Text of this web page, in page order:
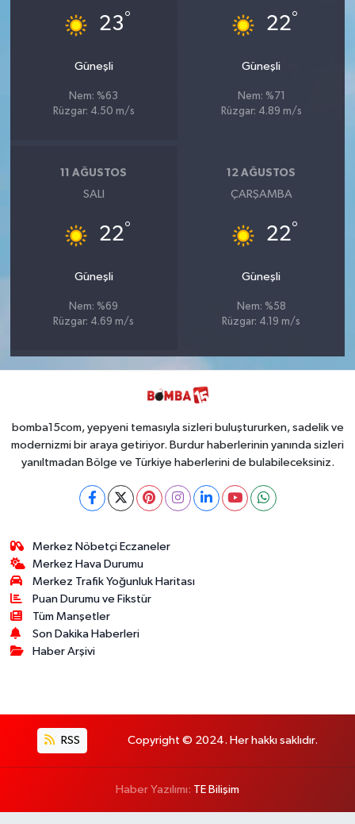
23°
Güneşli
Nem: %63
Rüzgar: 4.50 m/s
22°
Güneşli
Nem: %71
Rüzgar: 4.89 m/s
11 AĞUSTOS
SALI
22°
Güneşli
Nem: %69
Rüzgar: 4.69 m/s
12 AĞUSTOS
ÇARŞAMBA
22°
Güneşli
Nem: %58
Rüzgar: 4.19 m/s
bomba15com, yepyeni temasıyla sizleri buluştururken, sadelik ve
modernizmi bir araya getiriyor. Burdur haberlerinin yanında sizleri
yanıltmadan Bölge ve Türkiye haberlerini de bulabileceksiniz.
Merkez Nöbetçi Eczaneler
Merkez Hava Durumu
Merkez Trafik Yoğunluk Haritası
Puan Durumu ve Fikstür
Tüm Manşetler
Son Dakika Haberleri
Haber Arşivi
RSS Copyright © 2024. Her hakkı saklıdır.
Haber Yazılımı: TE Bilişim